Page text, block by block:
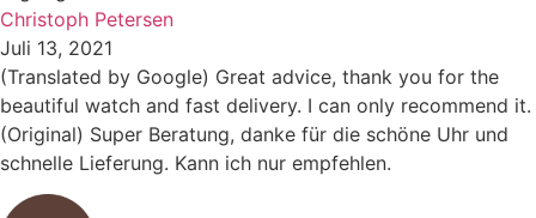
Christoph Petersen
Juli 13, 2021
(Translated by Google) Great advice, thank you for the
beautiful watch and fast delivery. I can only recommend it.
(Original) Super Beratung, danke für die schöne Uhr und
schnelle Lieferung. Kann ich nur empfehlen.